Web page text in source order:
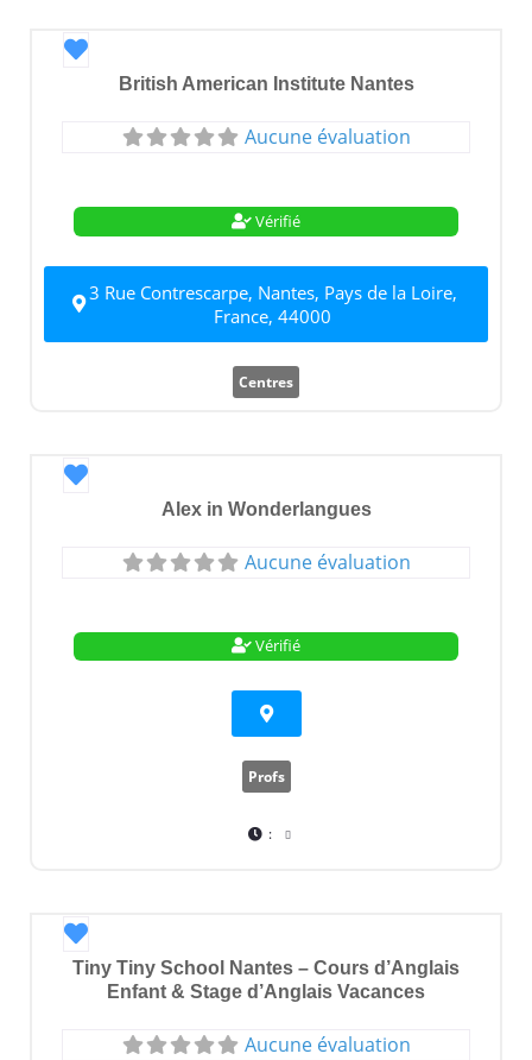
Favori
British American Institute Nantes
Aucune évaluation
Vérifié
3 Rue Contrescarpe, Nantes, Pays de la Loire,
France, 44000
Centres
Favori
Alex in Wonderlangues
Aucune évaluation
Vérifié
Profs
:
Favori
Tiny Tiny School Nantes – Cours d’Anglais
Enfant & Stage d’Anglais Vacances
Aucune évaluation